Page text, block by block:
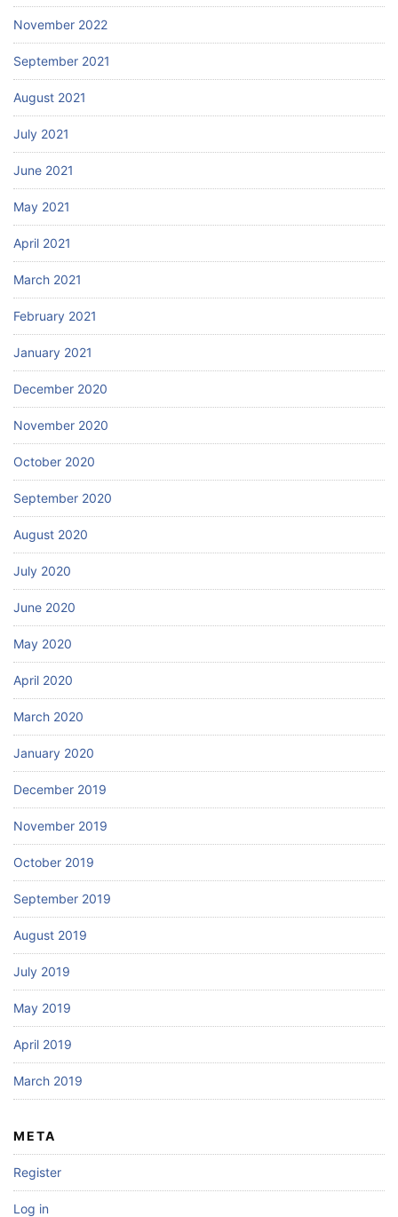
November 2022
September 2021
August 2021
July 2021
June 2021
May 2021
April 2021
March 2021
February 2021
January 2021
December 2020
November 2020
October 2020
September 2020
August 2020
July 2020
June 2020
May 2020
April 2020
March 2020
January 2020
December 2019
November 2019
October 2019
September 2019
August 2019
July 2019
May 2019
April 2019
March 2019
META
Register
Log in